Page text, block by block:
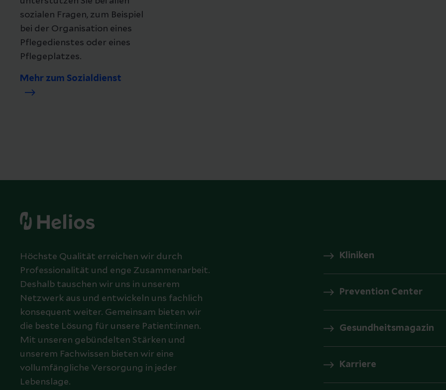
sozialen Fragen, zum Beispiel
bei der Organisation eines
Pflegedienstes oder eines
Pflegeplatzes.
Mehr zum Sozialdienst
Höchste Qualität erreichen wir durch
Professionalität und enge Zusammenarbeit.
Deshalb tauschen wir uns in unserem
Netzwerk aus und entwickeln uns fachlich
konsequent weiter. Gemeinsam bieten wir
die beste Lösung für unsere Patient:innen.
Mit unseren gebündelten Stärken und
unserem Fachwissen bieten wir eine
vollumfängliche Versorgung in jeder
Lebenslage.
Kliniken
Prevention Center
Gesundheitsmagazin
Karriere